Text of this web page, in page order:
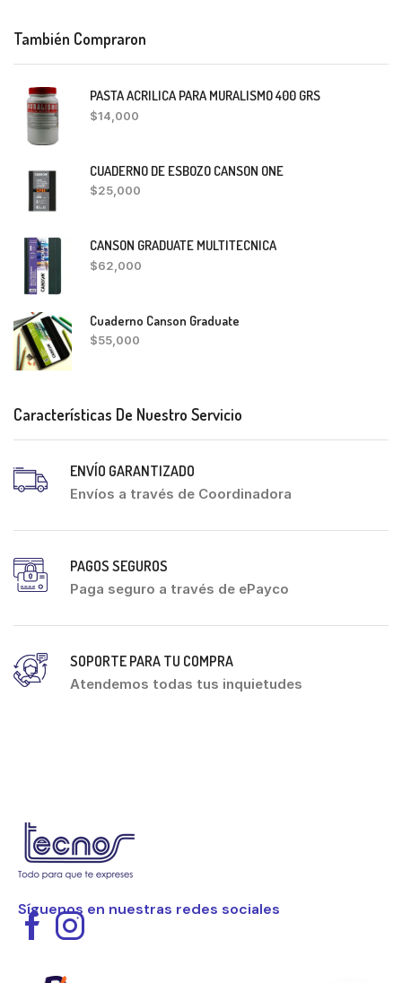
También Compraron
PASTA ACRILICA PARA MURALISMO 400 GRS
$14,000
CUADERNO DE ESBOZO CANSON ONE
$25,000
CANSON GRADUATE MULTITECNICA
$62,000
Cuaderno Canson Graduate
$55,000
Características De Nuestro Servicio
ENVÍO GARANTIZADO
Envíos a través de Coordinadora
PAGOS SEGUROS
Paga seguro a través de ePayco
SOPORTE PARA TU COMPRA
Atendemos todas tus inquietudes
Síguenos en nuestras redes sociales